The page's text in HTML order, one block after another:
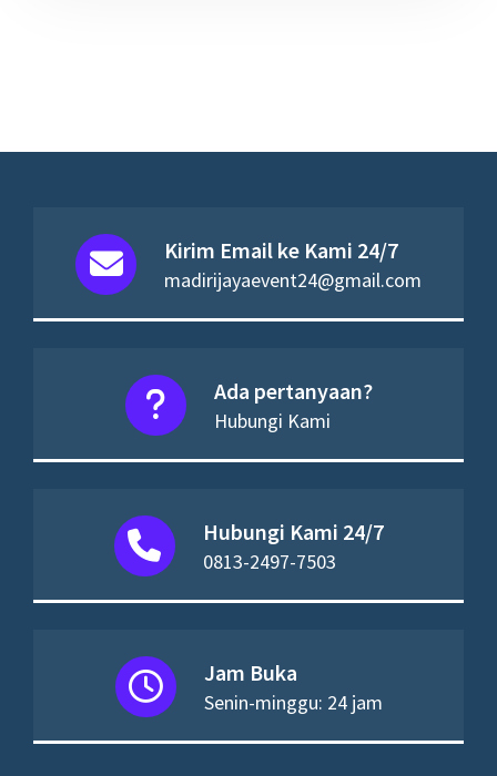
Kirim Email ke Kami 24/7
madirijayaevent24@gmail.com
Ada pertanyaan?
Hubungi Kami
Hubungi Kami 24/7
0813-2497-7503
Jam Buka
Senin-minggu: 24 jam